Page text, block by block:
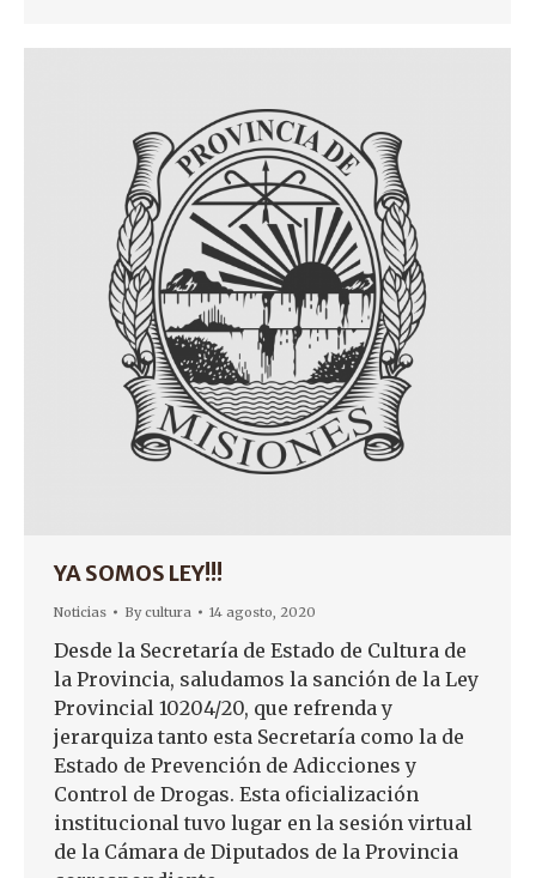
YA SOMOS LEY!!!
Noticias Bycultura 14 agosto, 2020
Desde la Secretaría de Estado de Cultura de
la Provincia, saludamos la sanción de la Ley
Provincial 10204/20, que refrenda y
jerarquiza tanto esta Secretaría como la de
Estado de Prevención de Adicciones y
Control de Drogas. Esta oficialización
institucional tuvo lugar en la sesión virtual
de la Cámara de Diputados de la Provincia